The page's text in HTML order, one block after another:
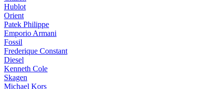
Hublot
Orient
Patek Philippe
Emporio Armani
Fossil
Frederique Constant
Diesel
Kenneth Cole
Skagen
Michael Kors